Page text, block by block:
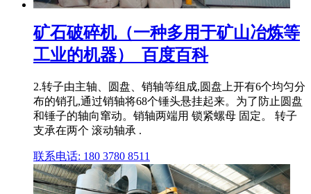
矿石破碎机（一种多用于矿山冶炼等
工业的机器）_百度百科
2.转子由主轴、圆盘、销轴等组成,圆盘上开有6个均匀分
布的销孔,通过销轴将68个锤头悬挂起来。为了防止圆盘
和锤子的轴向窜动。销轴两端用 锁紧螺母 固定。 转子
支承在两个 滚动轴承 .
联系电话: 180 3780 8511